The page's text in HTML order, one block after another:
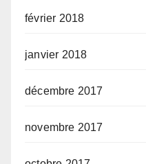
février 2018
janvier 2018
décembre 2017
novembre 2017